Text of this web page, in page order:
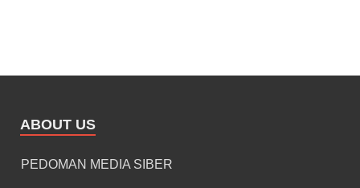
ABOUT US
PEDOMAN MEDIA SIBER